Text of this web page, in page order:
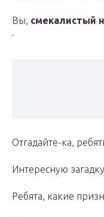
Вы, смекалистый
.
Отгадайте-ка,
Интересную
Ребята, какие